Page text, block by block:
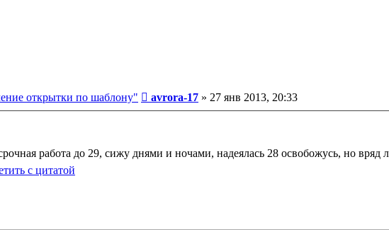
открытки по шаблону" Сообщение
avrora-17 » 27 янв 2013, 20:33
работа до 29, сижу днями и ночами, надеялась 28 освобожусь, но вряд